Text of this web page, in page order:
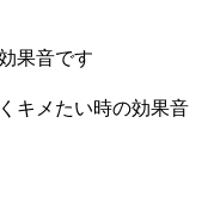
果音です
キメたい時の効果音